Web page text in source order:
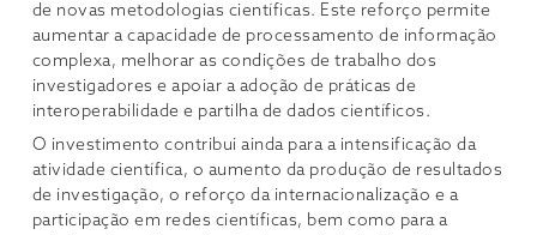
de novas metodologias científicas. Este reforço permite
aumentar a capacidade de processamento de informação
complexa, melhorar as condições de trabalho dos
investigadores e apoiar a adoção de práticas de
interoperabilidade e partilha de dados científicos.
O investimento contribui ainda para a intensificação da
atividade científica, o aumento da produção de resultados
de investigação, o reforço da internacionalização e a
participação em redes científicas, bem como para a